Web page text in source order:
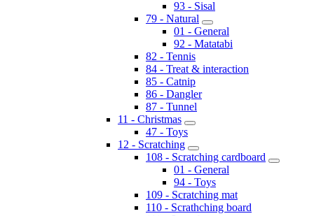
93 - Sisal
79 - Natural
01 - General
92 - Matatabi
82 - Tennis
84 - Treat & interaction
85 - Catnip
86 - Dangler
87 - Tunnel
11 - Christmas
47 - Toys
12 - Scratching
108 - Scratching cardboard
01 - General
94 - Toys
109 - Scratching mat
110 - Scrathching board